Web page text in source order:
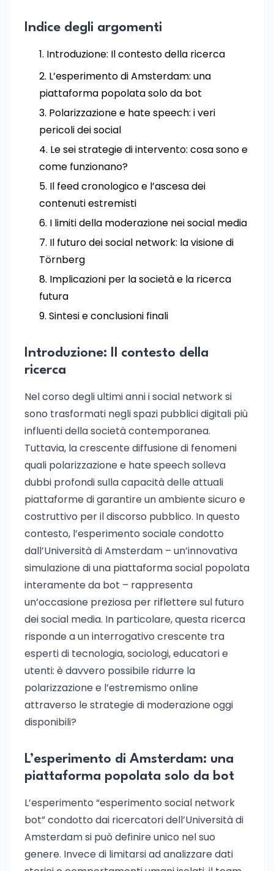
Indice degli argomenti
Introduzione: Il contesto della ricerca
L’esperimento di Amsterdam: una
piattaforma popolata solo da bot
Polarizzazione e hate speech: i veri
pericoli dei social
Le sei strategie di intervento: cosa sono e
come funzionano?
Il feed cronologico e l’ascesa dei
contenuti estremisti
I limiti della moderazione nei social media
Il futuro dei social network: la visione di
Törnberg
Implicazioni per la società e la ricerca
futura
Sintesi e conclusioni finali
Introduzione: Il contesto della
ricerca
Nel corso degli ultimi anni i social network si
sono trasformati negli spazi pubblici digitali più
influenti della società contemporanea.
Tuttavia, la crescente diffusione di fenomeni
quali polarizzazione e hate speech solleva
dubbi profondi sulla capacità delle attuali
piattaforme di garantire un ambiente sicuro e
costruttivo per il discorso pubblico. In questo
contesto, l’esperimento sociale condotto
dall’Università di Amsterdam – un’innovativa
simulazione di una piattaforma social popolata
interamente da bot – rappresenta
un’occasione preziosa per riflettere sul futuro
dei social media. In particolare, questa ricerca
risponde a un interrogativo crescente tra
esperti di tecnologia, sociologi, educatori e
utenti: è davvero possibile ridurre la
polarizzazione e l’estremismo online
attraverso le strategie di moderazione oggi
disponibili?
L’esperimento di Amsterdam: una
piattaforma popolata solo da bot
L’esperimento “esperimento social network
bot” condotto dai ricercatori dell’Università di
Amsterdam si può definire unico nel suo
genere. Invece di limitarsi ad analizzare dati